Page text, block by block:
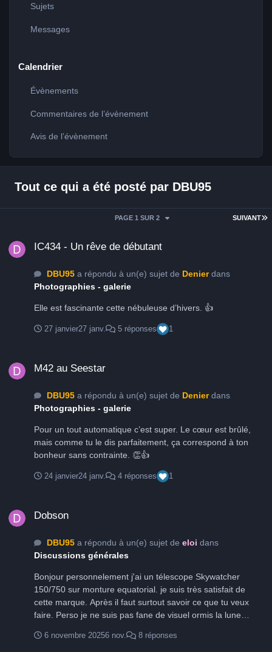
Sujets
Messages
Calendrier
Évènements
Commentaires de l’évènement
Avis de l’évènement
Tout ce qui a été posté par DBU95
SUIVANT
PAGE 1 SUR 2
IC434 - Un rêve de débutant
DBU95a répondu à un(e) sujet de Denierdans
Photographies - galerie
Elle est fascinante cette nébuleuse d’hivers. 👍
27 janvier27 janv. 5 réponses 1
M42 au Seestar
DBU95a répondu à un(e) sujet de Denierdans
Photographies - galerie
Pour un tout automatique c’est super. Le cœur est brûlé,
mais comme tu le dis parfaitement, ça correspond à ton
bonheur sans contrainte. 👏👍
24 janvier24 janv. 4 réponses 1
Dobson
DBU95a répondu à un(e) sujet de eloi dans
Discussions générales
Bonjour personnelement j'ai un télescope Skywatcher
150/750 sur monture equatorial. je suis très satisfait de
cette marque. Après il faut surtout savoir ce que tu veux
faire. Perso je ne suis pas fane de visuel ormis la lune
et pa très visible sur un 150 pour les nébuleuses. En ciel
6 novembre 20256 nov. 8 réponses